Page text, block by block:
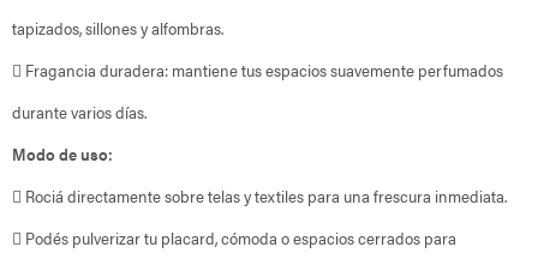
tapizados, sillones y alfombras.
 Fragancia duradera: mantiene tus espacios suavemente perfumados
durante varios días.
Modo de uso:
 Rociá directamente sobre telas y textiles para una frescura inmediata.
 Podés pulverizar tu placard, cómoda o espacios cerrados para